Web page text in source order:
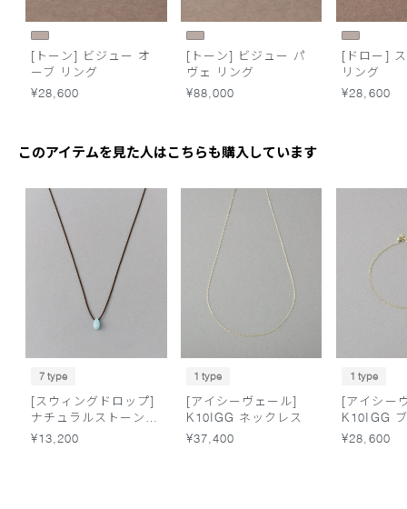
[トーン] ビジュー オ
ーブ リング
¥28,600
[トーン] ビジュー パ
ヴェ リング
¥88,000
[ドロー]
リング
¥28,600
このアイテムを見た人はこちらも購入しています
7 type
[スウィングドロップ]
ナチュラルストーン
コード ネックレス
¥13,200
1 type
[アイシーヴェール]
K10IGG ネックレス
¥37,400
1 type
[アイシー
K10IGG
¥28,600